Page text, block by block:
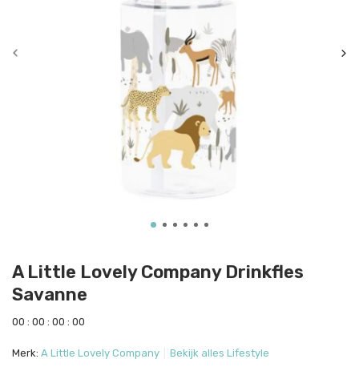
A Little Lovely Company Drinkfles
Savanne
00 : 00 : 00 : 00
Merk: A Little Lovely Company Bekijk alles Lifestyle